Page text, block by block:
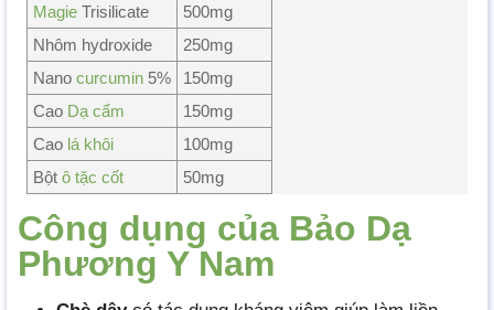
Magie Trisilicate
500mg
Nhôm hydroxide
250mg
Nano curcumin 5%
150mg
Cao Dạ cẩm
150mg
Cao lá khôi
100mg
Bột ô tặc cốt 50mg
Công dụng của Bảo Dạ
Phương Y Nam